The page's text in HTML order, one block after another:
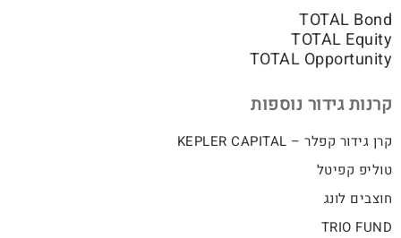
TOTAL Bond
TOTAL Equity
TOTAL Opportunity
קרנות גידור נוספות
קרן גידור קפלר – KEPLER CAPITAL
טוליפ קפיטל
חוצבים לונג
TRIO FUND